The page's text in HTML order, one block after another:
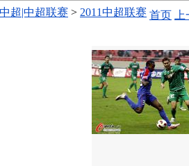
中超|中超联赛 > 2011中超联赛 首页